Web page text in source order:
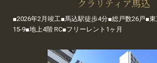
クラリティア馬込
■2026年2月竣工■馬込駅徒歩4分■総戸数26戸■
15-9■地上4階 RC■フリーレント1ヶ月